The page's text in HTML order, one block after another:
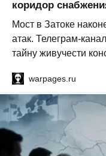
коридор
Мост в Затоке
атак. Телеграм-
тайну живучести
warpages.ru